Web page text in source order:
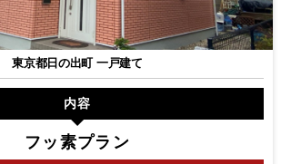
東京都日の出町 一戸建て
内容
フッ素プラン